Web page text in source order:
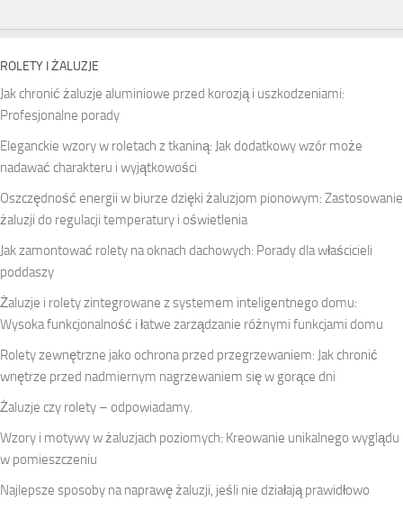
ROLETY I ŻALUZJE
Jak chronić żaluzje aluminiowe przed korozją i uszkodzeniami:
Profesjonalne porady
Eleganckie wzory w roletach z tkaniną: Jak dodatkowy wzór może
nadawać charakteru i wyjątkowości
Oszczędność energii w biurze dzięki żaluzjom pionowym: Zastosowanie
żaluzji do regulacji temperatury i oświetlenia
Jak zamontować rolety na oknach dachowych: Porady dla właścicieli
poddaszy
Żaluzje i rolety zintegrowane z systemem inteligentnego domu:
Wysoka funkcjonalność i łatwe zarządzanie różnymi funkcjami domu
Rolety zewnętrzne jako ochrona przed przegrzewaniem: Jak chronić
wnętrze przed nadmiernym nagrzewaniem się w gorące dni
Żaluzje czy rolety – odpowiadamy.
Wzory i motywy w żaluzjach poziomych: Kreowanie unikalnego wyglądu
w pomieszczeniu
Najlepsze sposoby na naprawę żaluzji, jeśli nie działają prawidłowo